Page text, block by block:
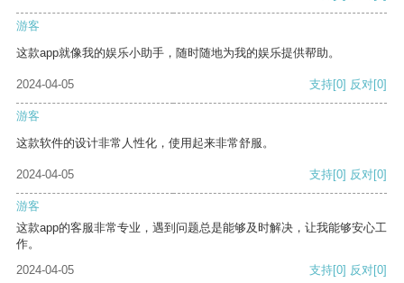
游客
这款app就像我的娱乐小助手，随时随地为我的娱乐提供帮助。
2024-04-05 支持[0] 反对[0]
游客
这款软件的设计非常人性化，使用起来非常舒服。
2024-04-05 支持[0] 反对[0]
游客
这款app的客服非常专业，遇到问题总是能够及时解决，让我能够安心工
作。
2024-04-05
支持[0] 反对[0]